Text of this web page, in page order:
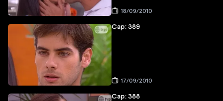
18/09/2010
Cap: 389
17/09/2010
Cap: 388